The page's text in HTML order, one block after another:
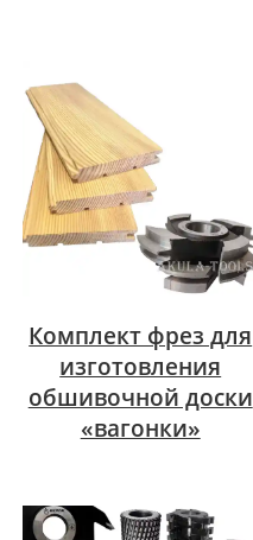
Комплект фрез для
изготовления
обшивочной доски
«вагонки»